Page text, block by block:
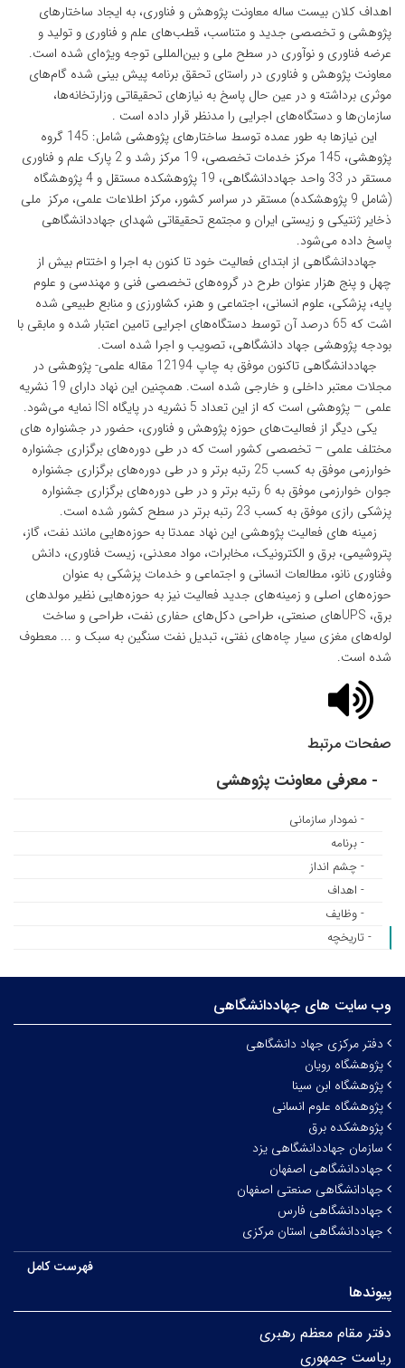
اهداف کلان بیست ساله معاونت پژوهش و فناوری، به ایجاد ساختارهای
پژوهشی و تخصصی جدید و متناسب، قطب‌های علم و فناوری و تولید و
عرضه فناوری و نوآوری در سطح ملی و بین‌المللی توجه ویژه‌ای شده است.
معاونت پژوهش و فناوری در راستای تحقق برنامه پیش بینی شده گام‌های
موثری برداشته و در عین حال پاسخ به نیازهای تحقیقاتی وزارتخانه‌ها،
سازمان‌ها و دستگاه‌های اجرایی را مدنظر قرار داده است .
این نیازها به طور عمده توسط ساختارهای پژوهشی شامل: 145 گروه
پژوهشی، 145 مرکز خدمات تخصصی، 19 مرکز رشد و 2 پارک علم و فناوری
مستقر در 33 واحد جهاددانشگاهی، 19 پژوهشکده مستقل و 4 پژوهشگاه
(شامل 9 پژوهشکده) مستقر در سراسر کشور، مرکز اطلاعات علمی، مرکز ملی
ذخایر ژنتیکی و زیستی ایران و مجتمع تحقیقاتی شهدای جهاددانشگاهی
پاسخ داده می‌شود.
جهاددانشگاهی از ابتدای فعالیت خود تا کنون به اجرا و اختتام بیش از
چهل و پنج هزار عنوان طرح در گروه‌های تخصصی فنی و مهندسی و علوم
پایه، پزشکی، علوم انسانی، اجتماعی و هنر، کشاورزی و منابع طبیعی شده
اشت که 65 درصد آن توسط دستگاه‌های اجرایی تامین اعتبار شده و مابقی با
بودجه پژوهشی جهاد دانشگاهی، تصویب و اجرا شده است.
جهاد‌دانشگاهی تاکنون موفق به چاپ 12194 مقاله علمی- پژوهشی در
مجلات معتبر داخلی و خارجی شده است. همچنین این نهاد دارای 19 نشریه
علمی – پژوهشی است که از این تعداد 5 نشریه در پایگاه ISI نمایه می‌شود.
یکی دیگر از فعالیت‌های حوزه پژوهش و فناوری، حضور در جشنواره های
مختلف علمی – تخصصی کشور است که در طی دوره‌های برگزاری جشنواره
خوارزمی موفق به کسب 25 رتبه برتر و در طی دوره‌های برگزاری جشنواره
جوان خوارزمی موفق به 6 رتبه برتر و در طی دوره‌های برگزاری جشنواره
پزشکی رازی موفق به کسب 23 رتبه برتر در سطح کشور شده است.
زمینه های فعالیت پژوهشی این نهاد عمدتا به حوزه‌هایی مانند نفت، گاز،
پتروشیمی، برق و الکترونیک، مخابرات، مواد معدنی، زیست فناوری، دانش
وفناوری نانو، مطالعات انسانی و اجتماعی و خدمات پزشکی به عنوان
حوزه‌های اصلی و زمینه‌های جدید فعالیت نیز به حوزه‌هایی نظیر مولدهای
برق، UPSهای صنعتی، طراحی دکل‌های حفاری نفت، طراحی و ساخت
لوله‌های مغزی سیار چاه‌های نفتی، تبدیل نفت سنگین به سبک و ... معطوف
شده است.
صفحات مرتبط
- معرفی معاونت پژوهشی
- نمودار سازمانی
- برنامه
- چشم انداز
- اهداف
- وظایف
- تاریخچه
وب سایت های جهاددانشگاهی
دفتر مرکزی جهاد دانشگاهی
پژوهشگاه رویان
پژوهشگاه ابن سینا
پژوهشگاه علوم انسانی
پژوهشکده برق
سازمان جهاددانشگاهی یزد
جهاددانشگاهی اصفهان
جهادانشگاهی صنعتی اصفهان
جهاددانشگاهی فارس
جهاددانشگاهی استان مرکزی
فهرست کامل
پیوندها
دفتر مقام معظم رهبری
ریاست جمهوری